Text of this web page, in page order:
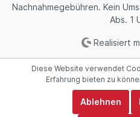
Nachnahmegebühren. Kein
Abs. 1
Realisiert
Diese Website verwendet
Erfahrung bieten zu
Ablehnen